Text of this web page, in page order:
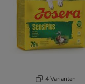
4 Varianten